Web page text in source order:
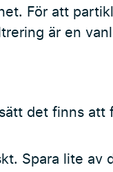
För att
är en
det finns
Spara lite